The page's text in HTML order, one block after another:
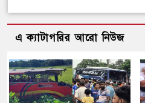
এ ক্যাটাগরির আরো নিউজ